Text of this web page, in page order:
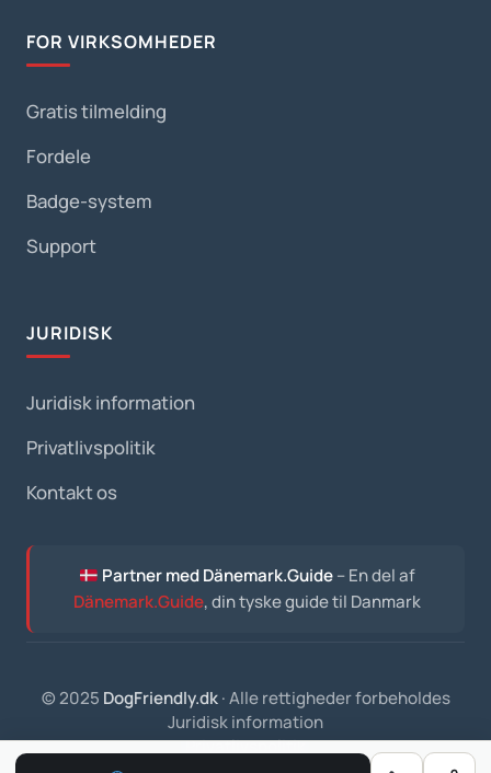
FOR VIRKSOMHEDER
Gratis tilmelding
Fordele
Badge-system
Support
JURIDISK
Juridisk information
Privatlivspolitik
Kontakt os
Partner med Dänemark.Guide– En del af
Dänemark.Guide, din tyske guide til Danmark
© 2025 DogFriendly.dk· Alle rettigheder forbeholdes
Juridisk information
Privatlivspolitik